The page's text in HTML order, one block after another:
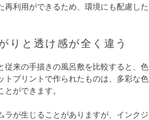
利用ができるため、環境にも配慮した
りと透け感が全く違う
従来の手描きの風呂敷を比較すると、色
プリントで作られたものは、多彩な色
ができます。
ラが生じることがありますが、インクジ